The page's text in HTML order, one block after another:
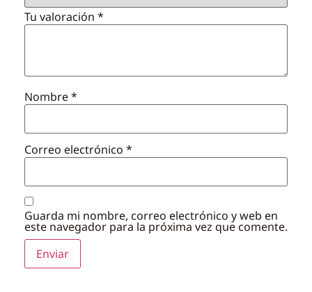
Tu valoración *
Nombre*
Correo electrónico *
Guarda mi nombre, correo electrónico y web en
este navegador para la próxima vez que comente.